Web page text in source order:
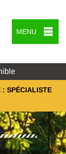
MENU
: SPÉCIALISTE